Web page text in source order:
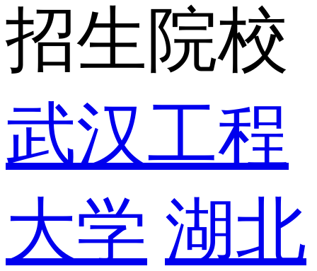
招生院校
武汉工程
大学 湖北